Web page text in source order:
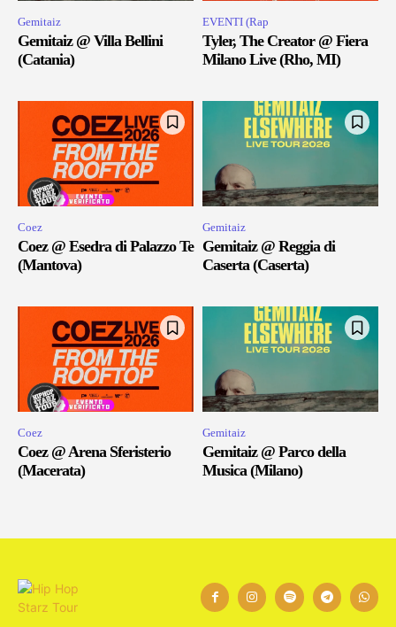
Gemitaiz
Gemitaiz @ Villa Bellini
(Catania)
EVENTI (Rap
Tyler, The Creator @ Fiera
Milano Live (Rho, MI)
Coez
Coez @ Esedra di Palazzo Te
(Mantova)
Gemitaiz
Gemitaiz @ Reggia di
Caserta (Caserta)
Coez
Coez @ Arena Sferisterio
(Macerata)
Gemitaiz
Gemitaiz @ Parco della
Musica (Milano)